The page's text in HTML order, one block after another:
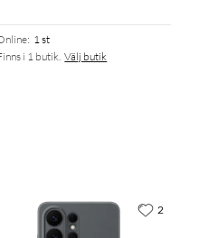
: 1 st
i 1 butik. Välj butik
2